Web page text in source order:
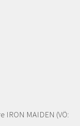
IRON MAIDEN (VÖ: